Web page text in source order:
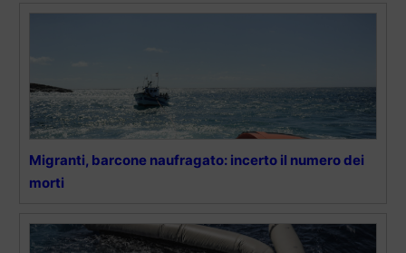
Migranti, barcone naufragato: incerto il numero dei
morti